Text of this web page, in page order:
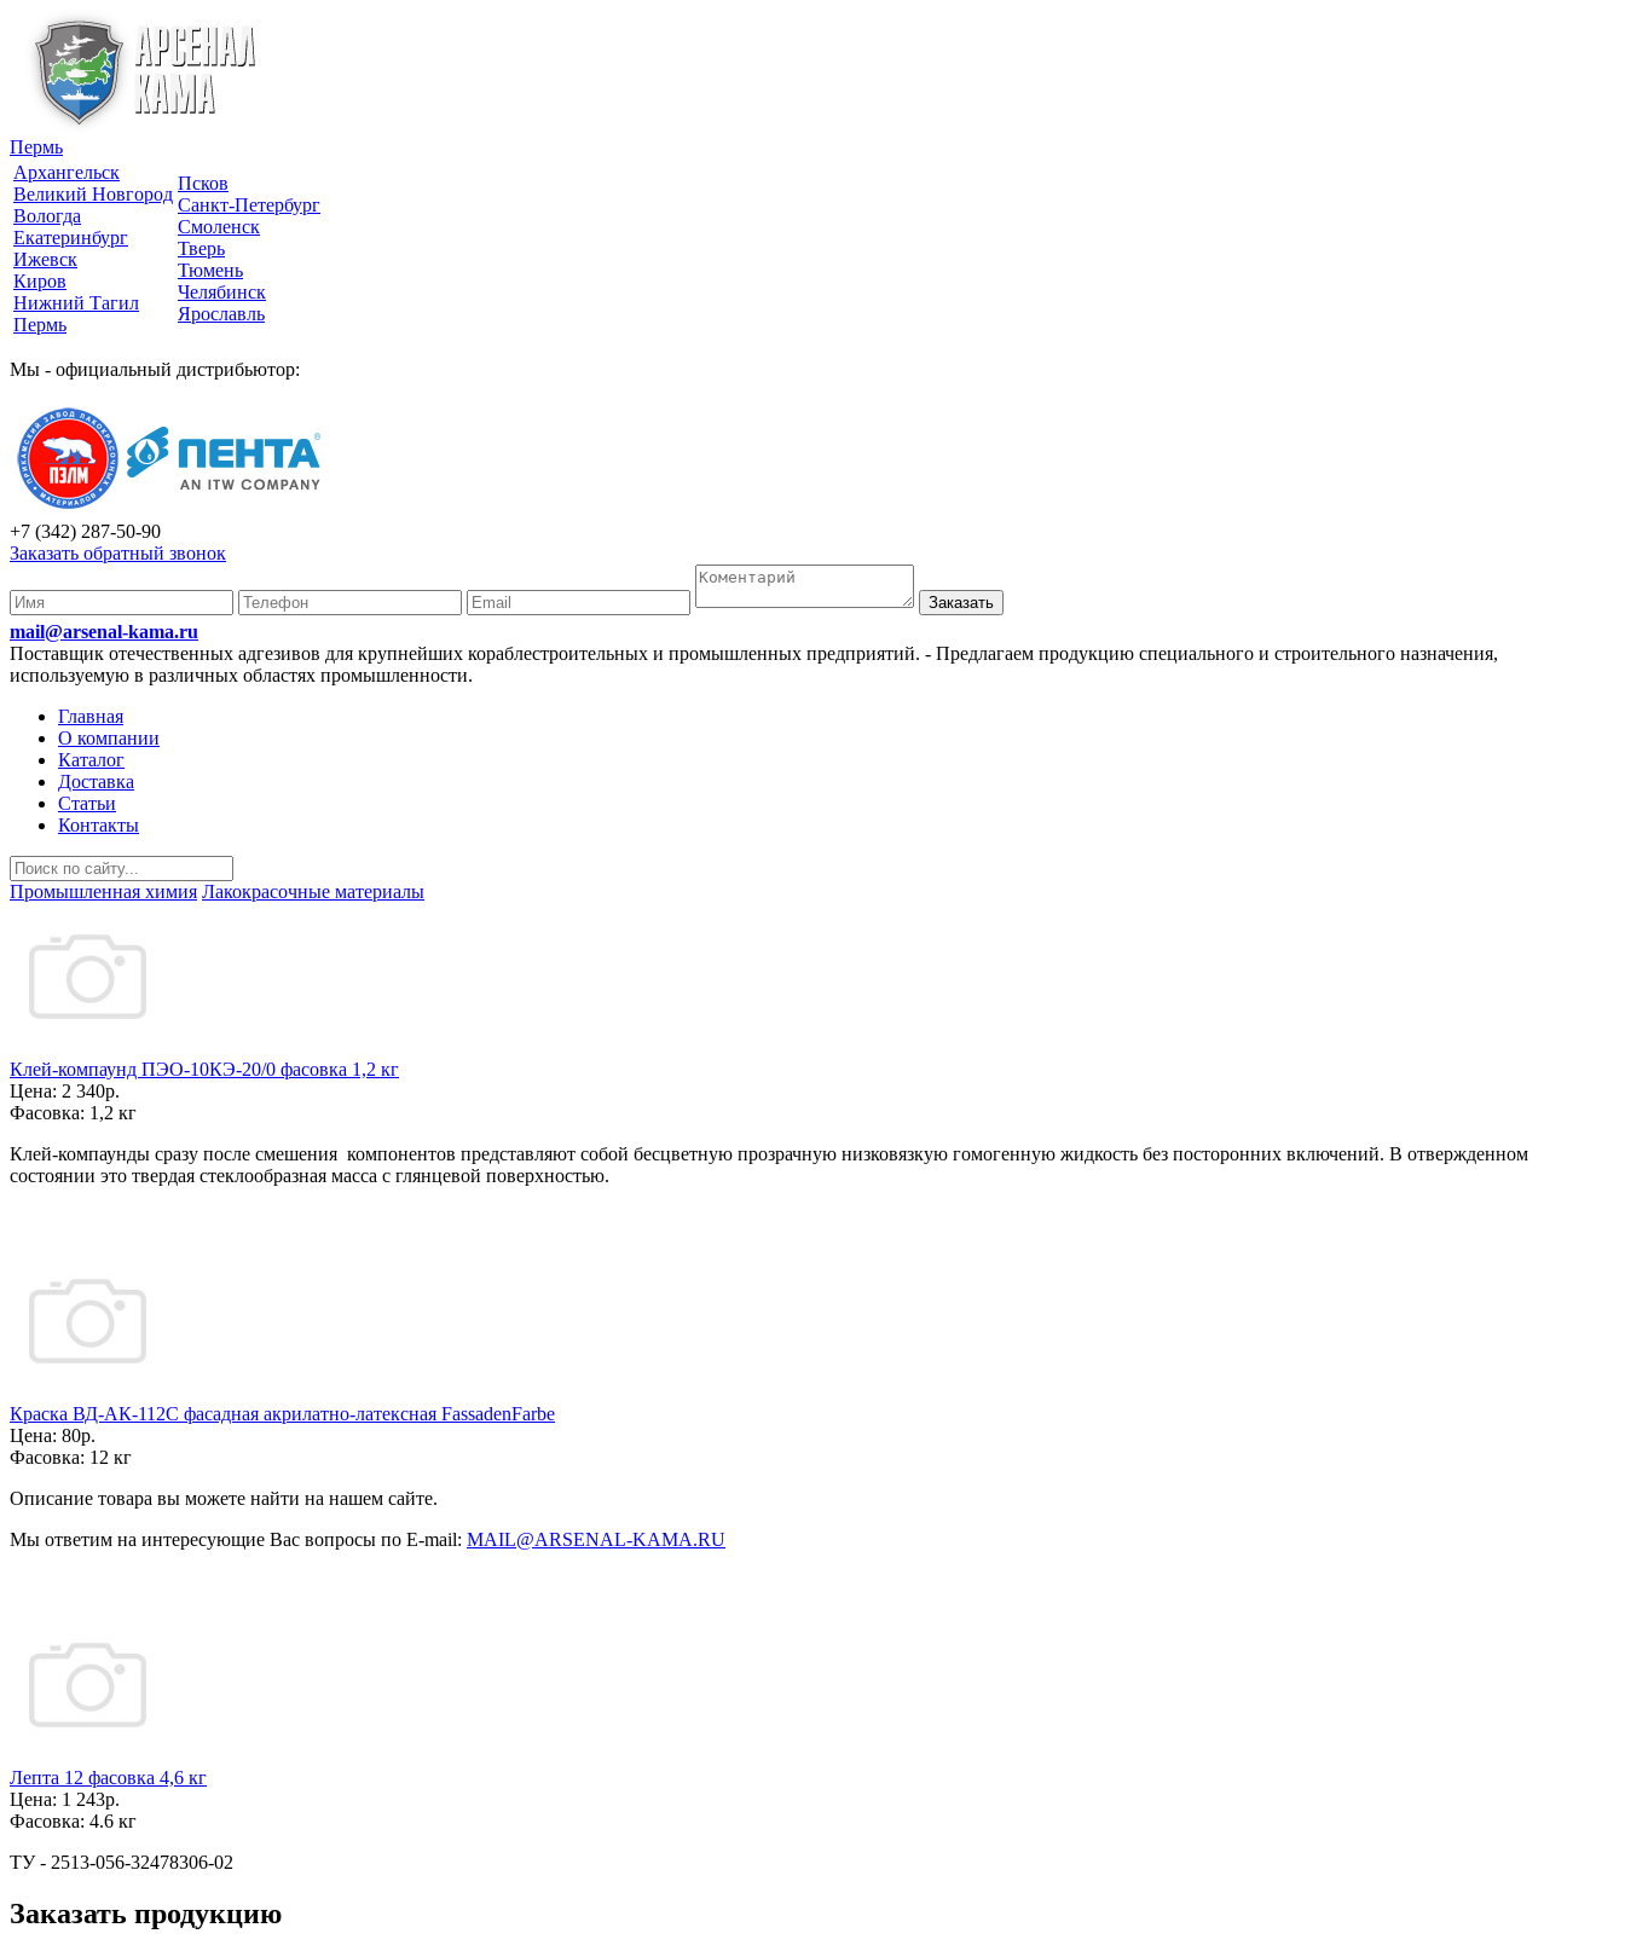
Пермь
Архангельск
Великий Новгород
Вологда
Екатеринбург
Ижевск
Киров
Нижний Тагил
Пермь
Псков
Санкт-Петербург
Смоленск
Тверь
Тюмень
Челябинск
Ярославль
Мы - официальный дистрибьютор:
+7 (342) 287-50-90
Заказать обратный звонок
Заказать
mail@arsenal-kama.ru
Поставщик отечественных адгезивов для крупнейших кораблестроительных и промышленных предприятий. - Предлагаем продукцию специального и строительного назначения,
используемую в различных областях промышленности.
Главная
О компании
Каталог
Доставка
Статьи
Контакты
Промышленная химия Лакокрасочные материалы
Клей-компаунд ПЭО-10КЭ-20/0 фасовка 1,2 кг
Цена: 2 340р.
Фасовка: 1,2 кг
Клей-компаунды сразу после смешения компонентов представляют собой бесцветную прозрачную низковязкую гомогенную жидкость без посторонних включений. В отвержденном
состоянии это твердая стеклообразная масса с глянцевой поверхностью.
Краска ВД-АК-112С фасадная акрилатно-латексная FassadenFarbe
Цена: 80р.
Фасовка: 12 кг
Описание товара вы можете найти на нашем сайте.
Мы ответим на интересующие Вас вопросы по E-mail: MAIL@ARSENAL-KAMA.RU
Лепта 12 фасовка 4,6 кг
Цена: 1 243р.
Фасовка: 4.6 кг
ТУ - 2513-056-32478306-02
Заказать продукцию